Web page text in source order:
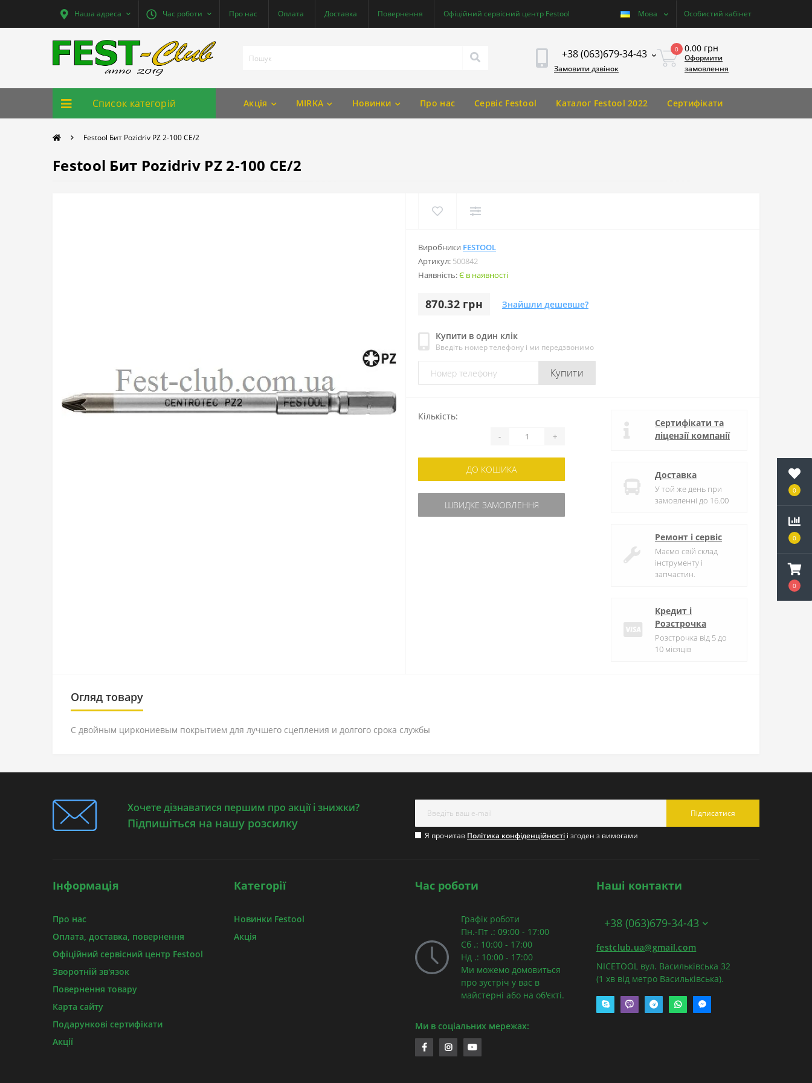
0
0
0
Наша адреса Час роботи Про нас Оплата Доставка Повернення Офіційний сервісний центр Festool Мова Особистий кабінет
+38 (063)679-34-43
Замовити дзвінок
0 0.00 грн
Оформити
замовлення
Список категорій Акція MIRKA Новинки Про нас Сервіс Festool Каталог Festool 2022 Сертифікати
Festool Бит Pozidriv PZ 2-100 CE/2
Festool Бит Pozidriv PZ 2-100 CE/2
Виробники FESTOOL
Артикул: 500842
Наявність:Є в наявності
870.32 грн Знайшли дешевше?
Купити в один клік
Введіть номер телефону і ми передзвонимо
Купити
Кількість:
- +
ДО КОШИКА
ШВИДКЕ ЗАМОВЛЕННЯ
Сертифікати та
ліцензії компанії
Доставка
У той же день при
замовленні до 16.00
Ремонт і сервіс
Маємо свій склад
інструменту і
запчастин.
Кредит і
Розстрочка
Розстрочка від 5 до
10 місяців
Огляд товару
С двойным циркониевым покрытием для лучшего сцепления и долгого срока службы
Хочете дізнаватися першим про акції і знижки?
Підпишіться на нашу розсилку
Підписатися
Я прочитав Політика конфіденційності і згоден з вимогами
Інформація
Про нас
Оплата, доставка, повернення
Офіційний сервісний центр Festool
Зворотній зв'язок
Повернення товару
Карта сайту
Подарункові сертифікати
Акції
Категорії
Новинки Festool
Акція
Час роботи
Графік роботи
Пн.-Пт .: 09:00 - 17:00
Сб .: 10:00 - 17:00
Нд .: 10:00 - 17:00
Ми можемо домовиться
про зустріч у вас в
майстерні або на об'єкті.
Ми в соціальних мережах:
Наші контакти
+38 (063)679-34-43
festclub.ua@gmail.com
NICETOOL вул. Васильківська 32
(1 хв від метро Васильківська).